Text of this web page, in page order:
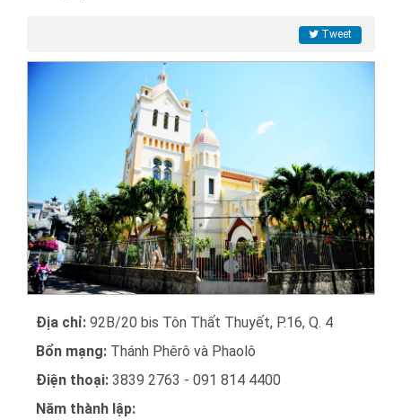
Tweet
Địa chỉ: 92B/20 bis Tôn Thất Thuyết, P.16, Q. 4
Bổn mạng: Thánh Phêrô và Phaolô
Điện thoại: 3839 2763 - 091 814 4400
Năm thành lập: